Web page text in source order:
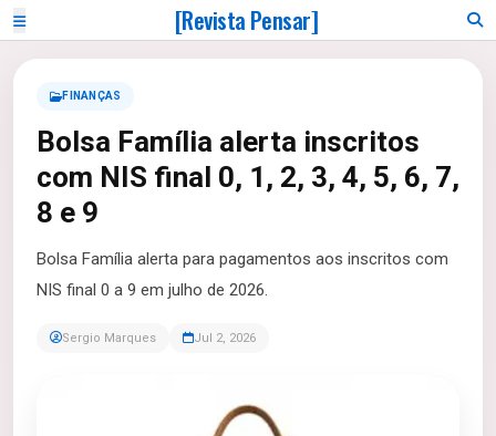
[Revista Pensar]
FINANÇAS
Bolsa Família alerta inscritos
com NIS final 0, 1, 2, 3, 4, 5, 6, 7,
8 e 9
Bolsa Família alerta para pagamentos aos inscritos com
NIS final 0 a 9 em julho de 2026.
Sergio Marques Jul 2, 2026